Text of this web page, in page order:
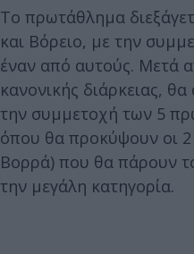
Το πρωτάθλημα
και Βόρειο, με την
έναν από αυτούς. Μετά
κανονικής διάρκειας,
την συμμετοχή των 5
όπου θα προκύψουν οι
Βορρά) που θα πάρουν
την μεγάλη κατηγορία.